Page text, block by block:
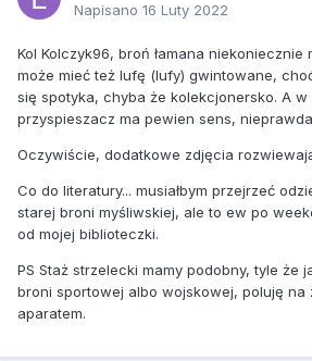
Napisano 16 Luty 2022
Kol Kolczyk96, broń łamana niekoniecznie
może mieć też lufę (lufy) gwintowane,
się spotyka, chyba że kolekcjonersko. A
przyspieszacz ma pewien sens,
Oczywiście, dodatkowe zdjęcia
Co do literatury... musiałbym przejrzeć
starej broni myśliwskiej, ale to ew po
od mojej biblioteczki.
PS Staż strzelecki mamy podobny, tyle że
broni sportowej albo wojskowej, poluję na
aparatem.